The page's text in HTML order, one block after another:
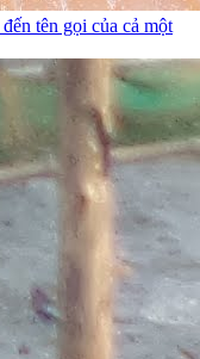
tên gọi của cả một